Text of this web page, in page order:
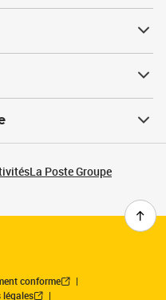
La Poste Groupe
conforme
légales